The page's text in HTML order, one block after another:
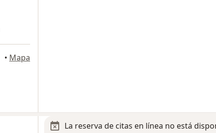
• Mapa
La reserva de citas en línea no está